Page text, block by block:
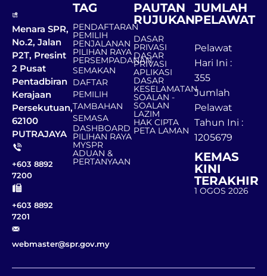
Menara SPR,
No.2, Jalan
P2T, Presint
2 Pusat
Pentadbiran
Kerajaan
Persekutuan,
62100
PUTRAJAYA
+603 8892
7200
+603 8892
7201
webmaster@spr.gov.my
TAG
PENDAFTARAN
PEMILIH
PENJALANAN
PILIHAN RAYA
PERSEMPADANAN
SEMAKAN
DAFTAR
PEMILIH
TAMBAHAN
SEMASA
DASHBOARD
PILIHAN RAYA
MYSPR
ADUAN &
PERTANYAAN
PAUTAN
RUJUKAN
DASAR
PRIVASI
DASAR
PRIVASI
APLIKASI
DASAR
KESELAMATAN
SOALAN -
SOALAN
LAZIM
HAK CIPTA
PETA LAMAN
JUMLAH
PELAWAT
Pelawat
Hari Ini :
355
Jumlah
Pelawat
Tahun Ini :
1205679
KEMAS
KINI
TERAKHIR
1 OGOS 2026